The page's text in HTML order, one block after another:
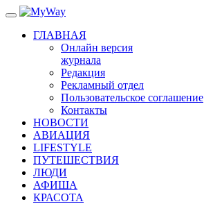
ГЛАВНАЯ
Онлайн версия
журнала
Редакция
Рекламный отдел
Пользовательское соглашение
Контакты
НОВОСТИ
АВИАЦИЯ
LIFESTYLE
ПУТЕШЕСТВИЯ
ЛЮДИ
АФИША
КРАСОТА